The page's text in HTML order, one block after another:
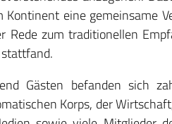
eine gemeinsame
Rede zum traditionellen
Gästen befanden sich
Korps, der